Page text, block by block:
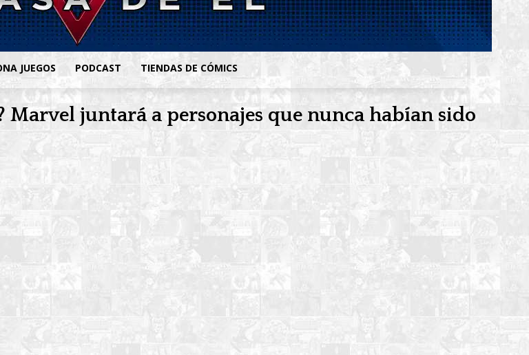
JUEGOS PODCAST TIENDAS DE CÓMICS
Marvel juntará a personajes que nunca habían sido